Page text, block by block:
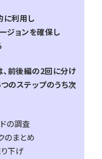
に利用し
ジョンを確保し
前後編の2回に分け
のステップのうち次
の調査
のまとめ
下げ